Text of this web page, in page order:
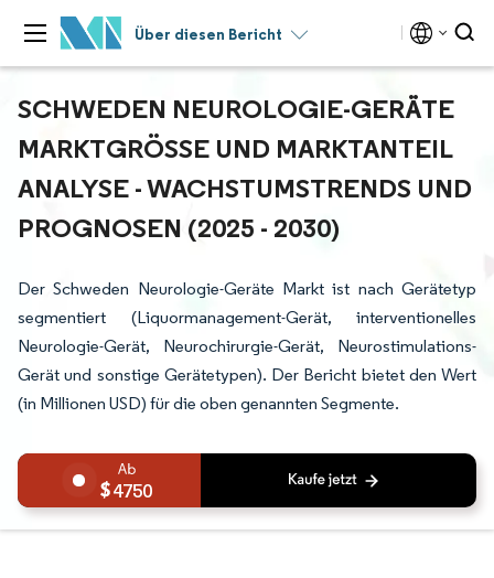
Über diesen Bericht
SCHWEDEN NEUROLOGIE-GERÄTE
MARKTGRÖSSE UND MARKTANTEIL A
NALYSE - WACHSTUMSTRENDS UND P
ROGNOSEN (2025 - 2030)
Der Schweden Neurologie-Geräte Markt ist nach Gerätetyp
segmentiert (Liquormanagement-Gerät, interventionelles
Neurologie-Gerät, Neurochirurgie-Gerät, Neurostimulations-
Gerät und sonstige Gerätetypen). Der Bericht bietet den Wert
(in Millionen USD) für die oben genannten Segmente.
4750